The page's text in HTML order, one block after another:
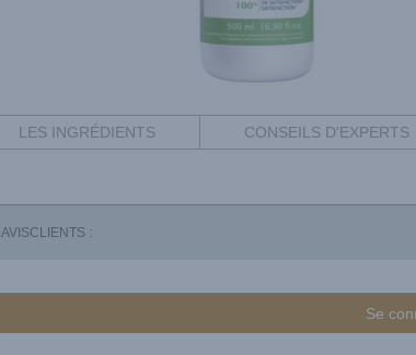
LES INGRÉDIENTS CONSEILS D'EXPERTS
AVISCLIENTS :
Se